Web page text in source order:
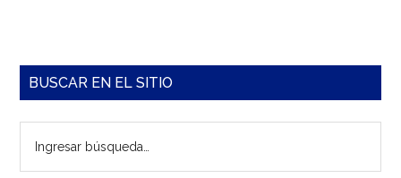
Barra
principal
BUSCAR EN EL SITIO
búsqueda…